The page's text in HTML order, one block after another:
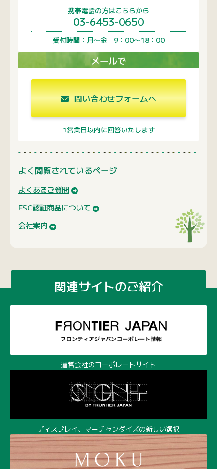
携帯電話の方はこちらから
03-6453-0650
受付時間：月〜金 9：00〜18：00
メールで
問い合わせフォームへ
1営業日以内に回答いたします
よく閲覧されているページ
よくあるご質問
FSC認証商品について
会社案内
関連サイトのご紹介
運営会社のコーポレートサイト
ディスプレイ、マーチャンダイズの新しい選択